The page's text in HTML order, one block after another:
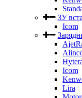
ЗУ
Icom
Icom
Lira